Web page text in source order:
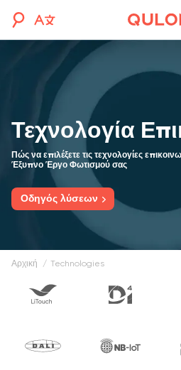
Τεχνολογία
Πώς να επιλέξετε τις τεχνολογίες
Έξυπνο Έργο Φωτισμού σας
Οδηγός λύσεων
Αρχική technologies